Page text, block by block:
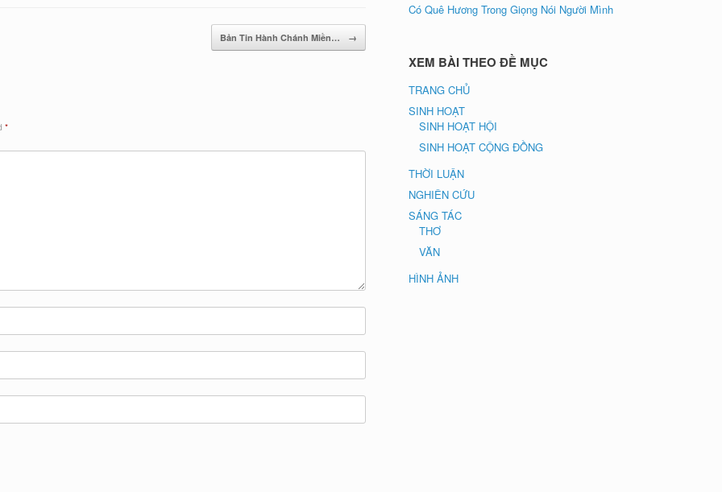
Bản Tin Hành Chánh Miền… →
*
Có Quê Hương Trong Giọng Nói Người Mình
XEM BÀI THEO ĐỀ MỤC
TRANG CHỦ
SINH HOẠT
SINH HOẠT HỘI
SINH HOẠT CỘNG ĐỒNG
THỜI LUẬN
NGHIÊN CỨU
SÁNG TÁC
THƠ
VĂN
HÌNH ẢNH